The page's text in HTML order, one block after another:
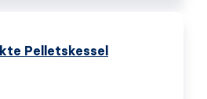
Pelletskessel